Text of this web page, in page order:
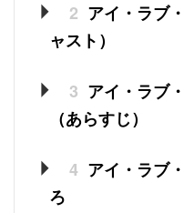
2 アイ・ラブ
ャスト）
3 アイ・ラブ
（あらすじ）
4 アイ・ラブ
ろ